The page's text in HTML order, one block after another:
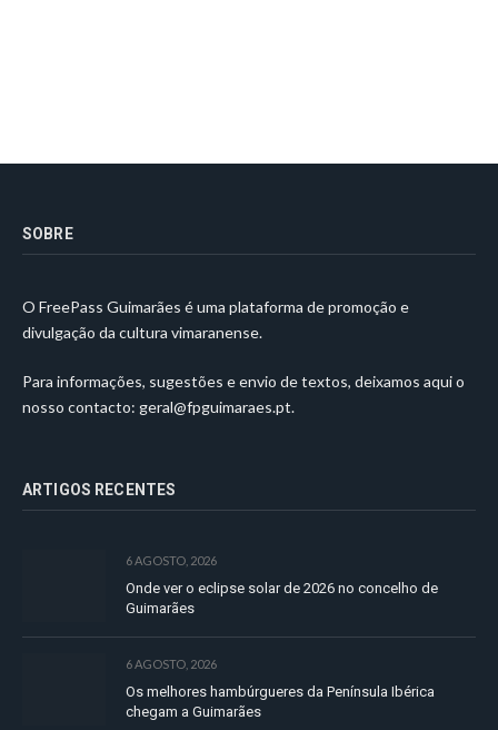
SOBRE
O FreePass Guimarães é uma plataforma de promoção e
divulgação da cultura vimaranense.
Para informações, sugestões e envio de textos, deixamos aqui o
nosso contacto: geral@fpguimaraes.pt.
ARTIGOS RECENTES
6 AGOSTO, 2026
Onde ver o eclipse solar de 2026 no concelho de
Guimarães
6 AGOSTO, 2026
Os melhores hambúrgueres da Península Ibérica
chegam a Guimarães